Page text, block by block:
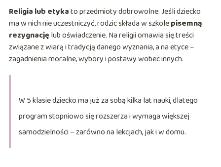
Religia lub etykato przedmioty dobrowolne. Jeśli dziecko
ma w nich nie uczestniczyć, rodzic składa w szkolepisemną
rezygnację lub oświadczenie. Na religii omawia się treści
związane z wiarą i tradycją danego wyznania, a na etyce –
zagadnienia moralne, wybory i postawy wobec innych.
W 5 klasie dziecko ma już za sobą kilka lat nauki, dlatego
program stopniowo się rozszerza i wymaga większej
samodzielności – zarówno na lekcjach, jak i w domu.